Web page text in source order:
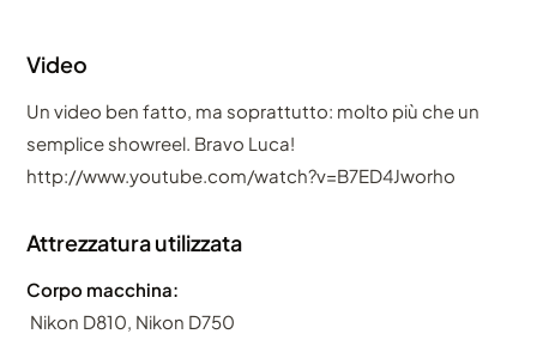
Video
Un video ben fatto, ma soprattutto: molto più che un
semplice showreel. Bravo Luca!
http://www.youtube.com/watch?v=B7ED4Jworho
Attrezzatura utilizzata
Corpo macchina:
Nikon D810, Nikon D750